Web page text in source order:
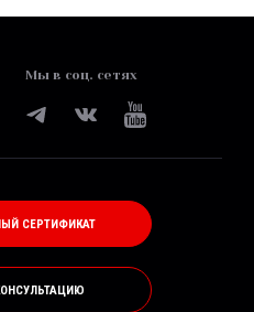
Мы в соц. сетях
СЕРТИФИКАТ